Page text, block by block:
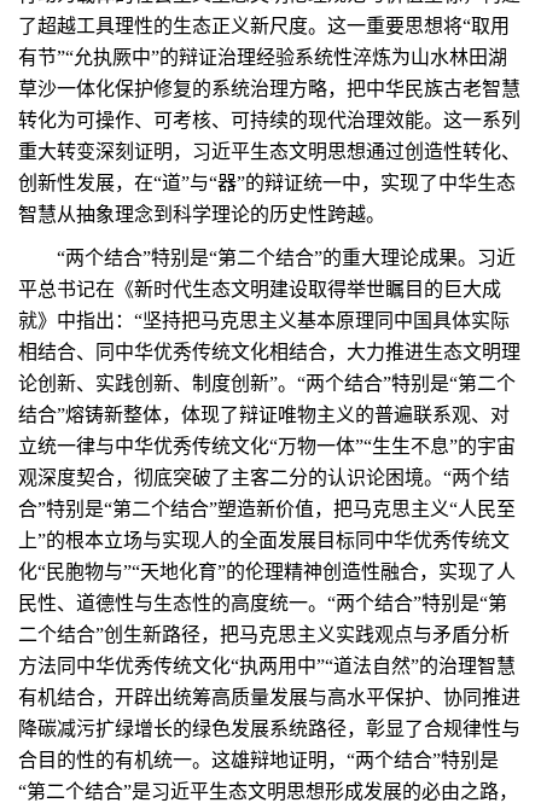
了超越工具理性的生态正义新尺度。这一重要思想将“取用
有节”“允执厥中”的辩证治理经验系统性淬炼为山水林田湖
草沙一体化保护修复的系统治理方略，把中华民族古老智慧
转化为可操作、可考核、可持续的现代治理效能。这一系列
重大转变深刻证明，习近平生态文明思想通过创造性转化、
创新性发展，在“道”与“器”的辩证统一中，实现了中华生态
智慧从抽象理念到科学理论的历史性跨越。
“两个结合”特别是“第二个结合”的重大理论成果。习近
平总书记在《新时代生态文明建设取得举世瞩目的巨大成
就》中指出：“坚持把马克思主义基本原理同中国具体实际
相结合、同中华优秀传统文化相结合，大力推进生态文明理
论创新、实践创新、制度创新”。“两个结合”特别是“第二个
结合”熔铸新整体，体现了辩证唯物主义的普遍联系观、对
立统一律与中华优秀传统文化“万物一体”“生生不息”的宇宙
观深度契合，彻底突破了主客二分的认识论困境。“两个结
合”特别是“第二个结合”塑造新价值，把马克思主义“人民至
上”的根本立场与实现人的全面发展目标同中华优秀传统文
化“民胞物与”“天地化育”的伦理精神创造性融合，实现了人
民性、道德性与生态性的高度统一。“两个结合”特别是“第
二个结合”创生新路径，把马克思主义实践观点与矛盾分析
方法同中华优秀传统文化“执两用中”“道法自然”的治理智慧
有机结合，开辟出统筹高质量发展与高水平保护、协同推进
降碳减污扩绿增长的绿色发展系统路径，彰显了合规律性与
合目的性的有机统一。这雄辩地证明，“两个结合”特别是
“第二个结合”是习近平生态文明思想形成发展的必由之路，